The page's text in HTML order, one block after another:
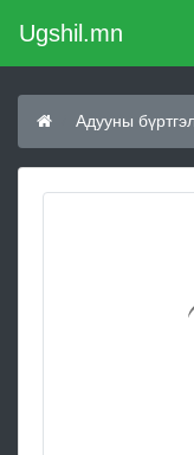
Ugshil.mn
Адууны